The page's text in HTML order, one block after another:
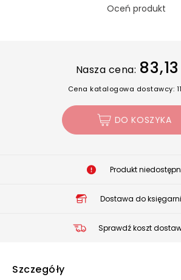
Oceń produkt
Nasza cena: 83,13
Cena katalogowa dostawcy:
DO KOSZYKA
Produkt
Dostawa do księgarni
Sprawdź koszt
Szczegóły